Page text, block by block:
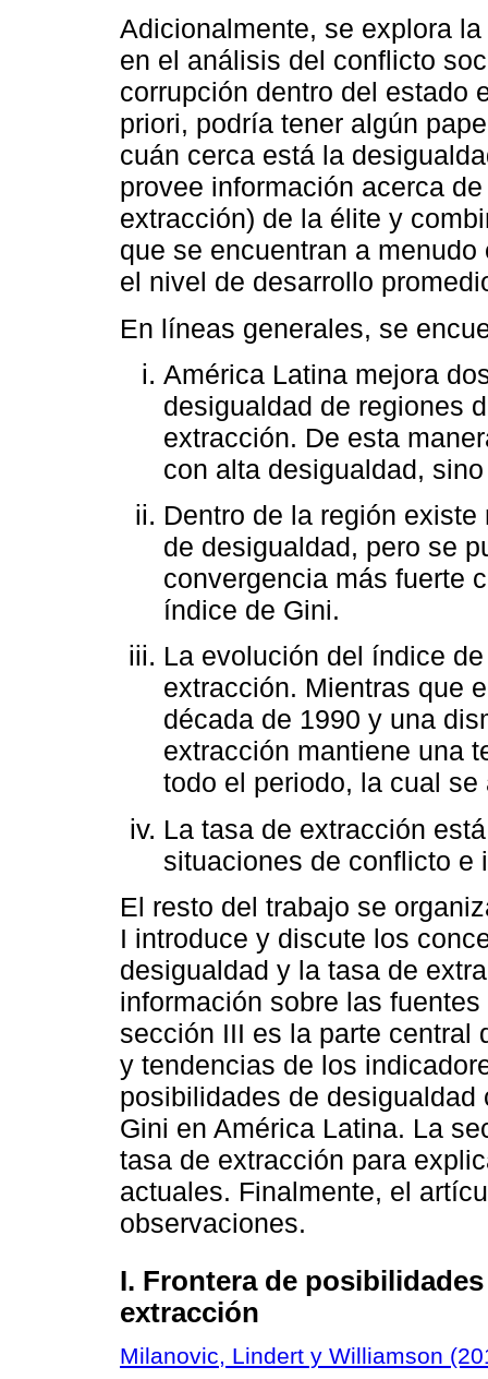
Adicionalmente, se explora
en el análisis del conflicto
corrupción dentro del estado
priori, podría tener algún
cuán cerca está la
provee información acerca
extracción) de la élite y
que se encuentran a
el nivel de desarrollo
En líneas generales, se
América Latina mejora
desigualdad de regiones
extracción. De esta
con alta desigualdad,
Dentro de la región
de desigualdad, pero se
convergencia más fuerte
índice de Gini.
La evolución del índice
extracción. Mientras que
década de 1990 y una
extracción mantiene una
todo el periodo, la cual
La tasa de extracción
situaciones de conflicto e
El resto del trabajo se
I introduce y discute los
desigualdad y la tasa de
información sobre las
sección III es la parte central
y tendencias de los
posibilidades de
Gini en América Latina. La
tasa de extracción para
actuales. Finalmente, el
observaciones.
I. Frontera de
extracción
Milanovic, Lindert y Williamson